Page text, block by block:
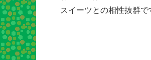
スイーツとの相性抜群で